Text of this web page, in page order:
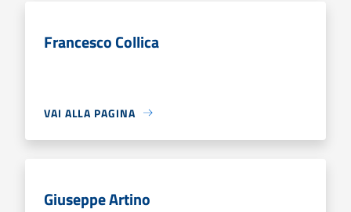
Francesco Collica
VAI ALLA PAGINA
Giuseppe Artino